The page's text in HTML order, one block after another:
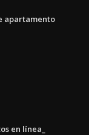
apartamento
en línea_